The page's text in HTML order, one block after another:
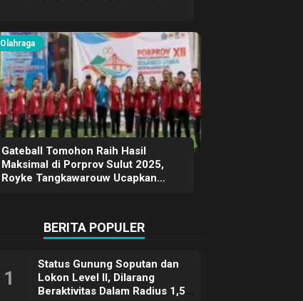
Olahraga
Gateball Tomohon Raih Hasil
Maksimal di Porprov Sulut 2025,
Royke Tangkawarouw Ucapkan
BERITA POPULER
1
Status Gunung Soputan dan
Lokon Level II, Dilarang
Beraktivitas Dalam Radius 1,5